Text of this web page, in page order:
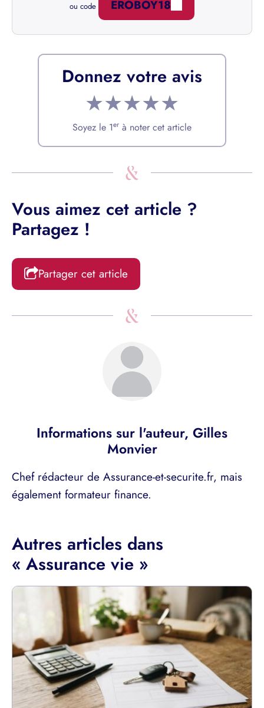
ou code EROBOY18
Donnez votre avis
★★★★★
Soyez le 1er à noter cet article
Vous aimez cet article ?
Partagez !
Partager cet article
Informations sur l'auteur, Gilles
Monvier
Chef rédacteur de Assurance-et-securite.fr, mais
également formateur finance.
Autres articles dans
« Assurance vie »